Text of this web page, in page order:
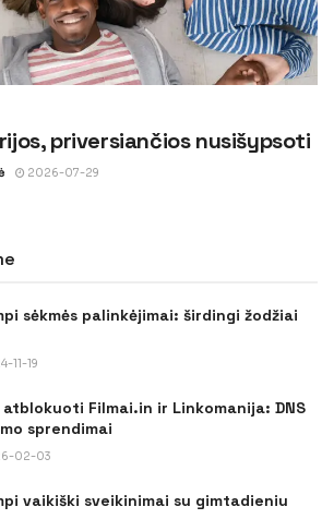
priversiančios nusišypsoti
2026-07-29
sėkmės palinkėjimai: širdingi žodžiai
11-19
atblokuoti Filmai.in ir Linkomanija: DNS
sprendimai
02-03
vaikiški sveikinimai su gimtadieniu